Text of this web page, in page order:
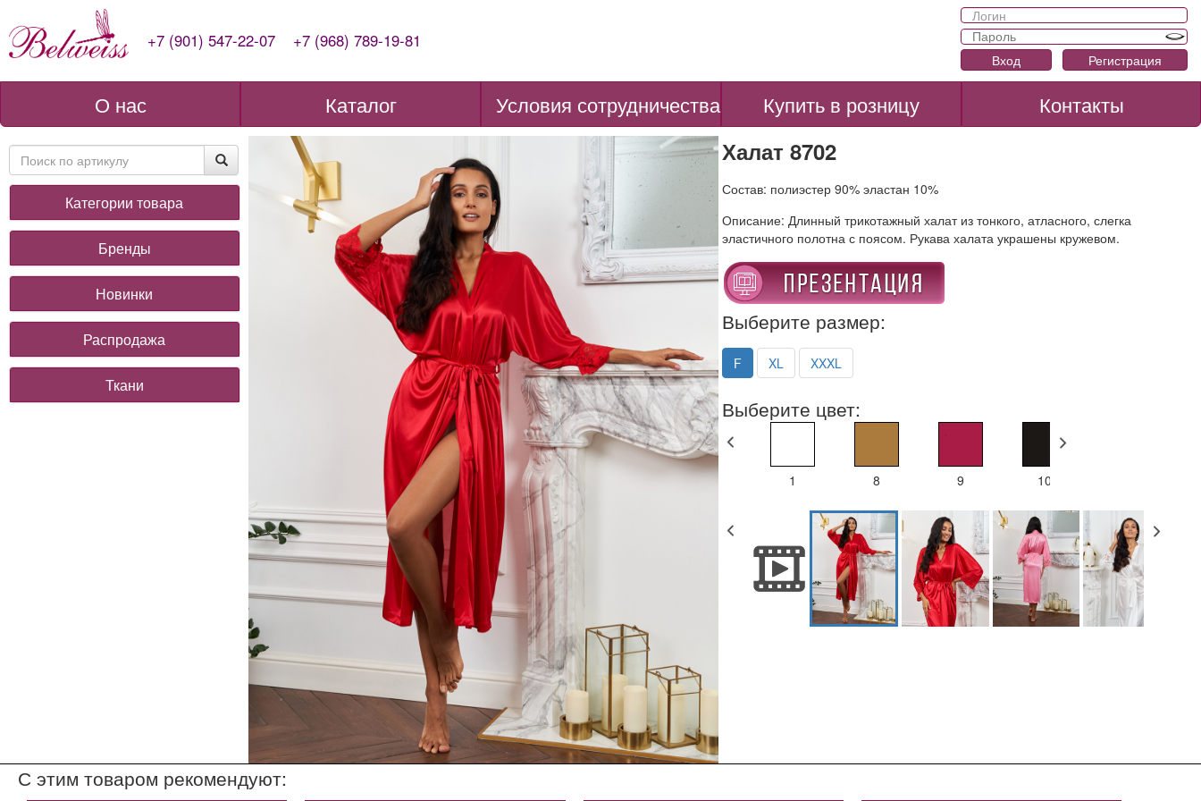
+7 (901) 547-22-07 +7 (968) 789-19-81
Регистрация
Вход
О нас Каталог Условия сотрудничества Купить в розницу Контакты
Категории товара
Бренды
Новинки
Распродажа
Ткани
Халат 8702
Состав: полиэстер 90% эластан 10%
Описание: Длинный трикотажный халат из тонкого, атласного, слегка
эластичного полотна с поясом. Рукава халата украшены кружевом.
Выберите размер:
F XL XXXL
Выберите цвет:
1 8 9 10
С этим товаром рекомендуют: